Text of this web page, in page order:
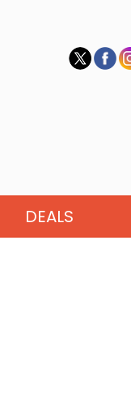
DEALS